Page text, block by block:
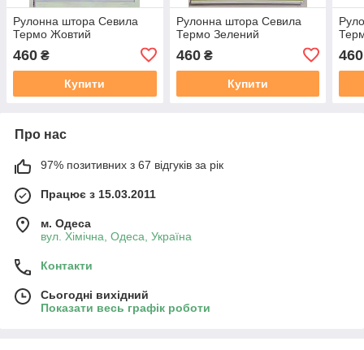
Рулонна штора Севила
Термо Жовтий
460 ₴
Купити
Рулонна штора Севила
Термо Зелений
460₴
Купити
460
Про нас
97% позитивних з 67 відгуків за рік
Працює з 15.03.2011
м. Одеса
вул. Хiмiчна, Одеса, Україна
Контакти
Сьогодні вихідний
Показати весь графік роботи